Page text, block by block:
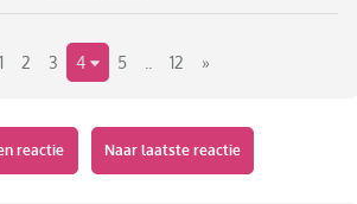
1 2 3 4 5 12 »
reactie Naar laatste reactie